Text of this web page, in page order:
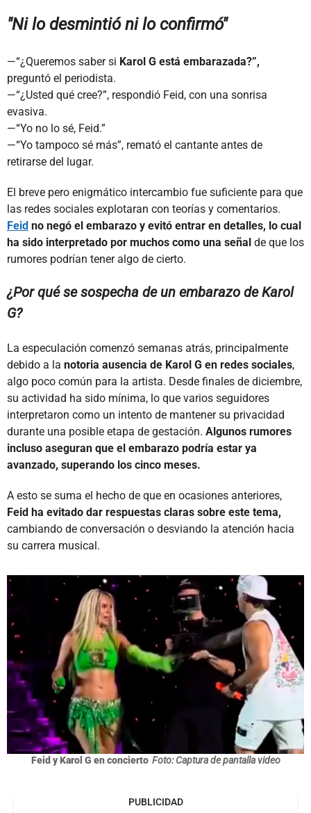
"Ni lo desmintió ni lo confirmó"
—“¿Queremos saber si Karol G está embarazada?”,
preguntó el periodista.
—“¿Usted qué cree?”, respondió Feid, con una sonrisa
evasiva.
—“Yo no lo sé, Feid.”
—“Yo tampoco sé más”, remató el cantante antes de
retirarse del lugar.
El breve pero enigmático intercambio fue suficiente para que
las redes sociales explotaran con teorías y comentarios.
Feid no negó el embarazo y evitó entrar en detalles, lo cual
ha sido interpretado por muchos como una señal de que los
rumores podrían tener algo de cierto.
¿Por qué se sospecha de un embarazo de Karol
G?
La especulación comenzó semanas atrás, principalmente
debido a la notoria ausencia de Karol G en redes sociales,
algo poco común para la artista. Desde finales de diciembre,
su actividad ha sido mínima, lo que varios seguidores
interpretaron como un intento de mantener su privacidad
durante una posible etapa de gestación. Algunos rumores
incluso aseguran que el embarazo podría estar ya
avanzado, superando los cinco meses.
A esto se suma el hecho de que en ocasiones anteriores,
Feid ha evitado dar respuestas claras sobre este tema,
cambiando de conversación o desviando la atención hacia
su carrera musical.
Feid y Karol G en concierto Foto: Captura de pantalla video
PUBLICIDAD